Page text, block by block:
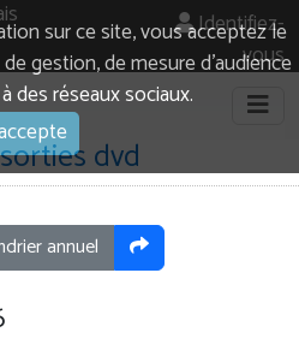
sur ce site, vous acceptez le
gestion, de mesure d’audience
des réseaux sociaux.
Identifiez-
vous
sorties dvd
annuel